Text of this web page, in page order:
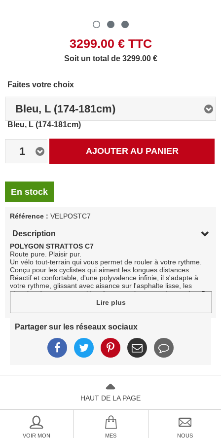
3299.00 € TTC
Soit un total de 3299.00 €
Faites votre choix
Bleu, L (174-181cm)
Bleu, L (174-181cm)
1 AJOUTER AU PANIER
En stock
Référence : VELPOSTC7
Description
POLYGON STRATTOS C7
Route pure. Plaisir pur.
Un vélo tout-terrain qui vous permet de rouler à votre rythme.
Conçu pour les cyclistes qui aiment les longues distances.
Réactif et confortable, d'une polyvalence infinie, il s'adapte à
votre rythme, glissant avec aisance sur l'asphalte lisse, les
chemins de traverse accidentés et tous les types de terrains. De
l'aube au crépuscule, il transforme l'endurance en pur plaisir.
Cadre: ACX ALL-ROUND
Fourche: ACX ALL-ROUND FULL CARBON
Couleur du cadre: BLEU
Couleur des autocollants: BLANC
Transmission
Cassette: SHIMANO 105 CS-R7101-12 12 vitesses 11-34 dents
Dérailleur arrière: SHIMANO 105 Di2 RD-R7150
Chaîne: KMC X12 12 vitesses
Cockpit
Selle: LINC GLYD, acier CR-MO ø 7 mm
Tige de selle: POLYGON XPERT ALLIAGE, L x l : 27,2 x 350 mm
Lire plus
Partager sur les réseaux sociaux
HAUT DE LA PAGE
VOIR MON MES NOUS